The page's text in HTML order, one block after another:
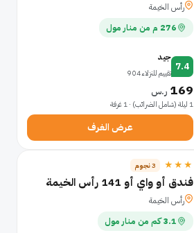
رأس الخيمة
276 م من منار مول
7.4
جيد
تقييم للنزلاء 904
169 ر.س
1 ليلة (شامل الضرائب) · 1 غرفة
عرض الغرف
★★★ 3 نجوم
فندق أو واي أو 141 رأس الخيمة
رأس الخيمة
3.1 كم من منار مول